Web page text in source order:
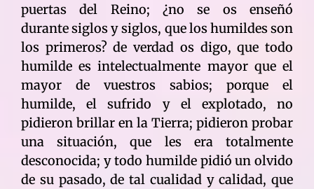
puertas del Reino; ¿no se os enseñó
durante siglos y siglos, que los humildes son
los primeros? de verdad os digo, que todo
humilde es intelectualmente mayor que el
mayor de vuestros sabios; porque el
humilde, el sufrido y el explotado, no
pidieron brillar en la Tierra; pidieron probar
una situación, que les era totalmente
desconocida; y todo humilde pidió un olvido
de su pasado, de tal cualidad y calidad, que